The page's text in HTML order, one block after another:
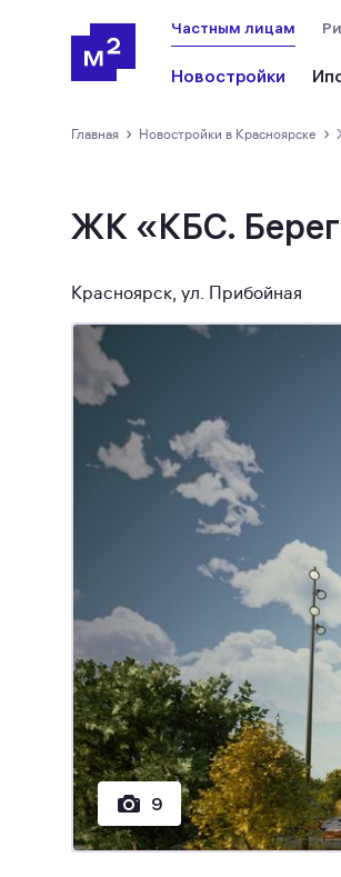
Частным лицам
Новостройки
Главная › новостройки в Красноярске ›
ЖК «КБС.
Красноярск, ул. Прибойная
9